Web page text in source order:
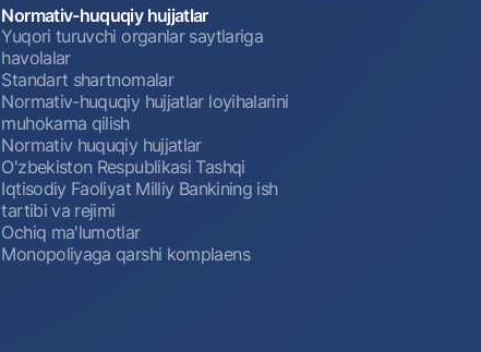
Normativ-huquqiy hujjatlar
Yuqori turuvchi organlar saytlariga
havolalar
Standart shartnomalar
Normativ-huquqiy hujjatlar loyihalarini
muhokama qilish
Normativ huquqiy hujjatlar
O'zbekiston Respublikasi Tashqi
Iqtisodiy Faoliyat Milliy Bankining ish
tartibi va rejimi
Ochiq ma'lumotlar
Monopoliyaga qarshi komplaens